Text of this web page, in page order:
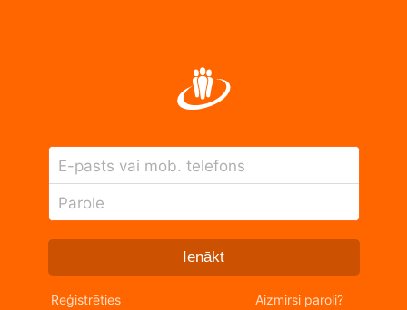
E-pasts vai mob. telefons
Parole
Ienākt
Reģistrēties Aizmirsi paroli?